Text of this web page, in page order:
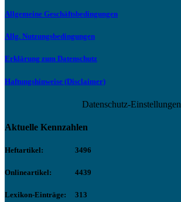
Allgemeine Geschäftsbedingungen
Allg. Nutzungsbedingungen
Erklärung zum Datenschutz
Haftungshinweise (Disclaimer)
Datenschutz-Einstellungen
Aktuelle Kennzahlen
Heftartikel: 3496
Onlineartikel: 4439
Lexikon-Einträge: 313